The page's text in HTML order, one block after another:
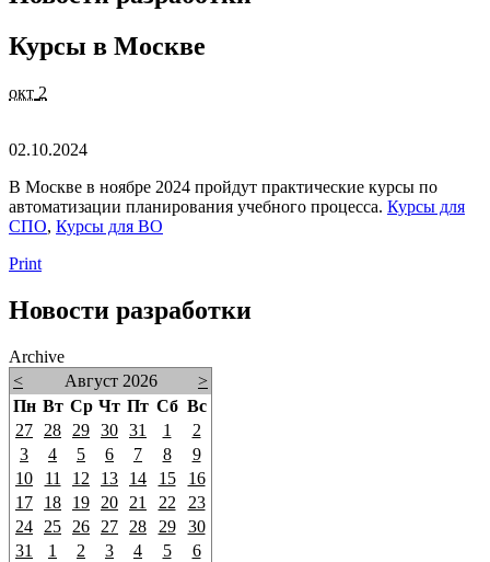
Курсы в Москве
окт 2
02.10.2024
В Москве в ноябре 2024 пройдут практические курсы по
автоматизации планирования учебного процесса. Курсы для
СПО, Курсы для ВО
Print
Новости разработки
Archive
<
Август 2026
>
Пн Вт Ср Чт Пт Сб Вс
27
28 29 30 31 1
2
3
4 5 6 7 8
9
10
11 12 13 14 15
16
17
18 19 20 21 22
23
24
25 26 27 28 29
30
31
1 2 3 4 5
6